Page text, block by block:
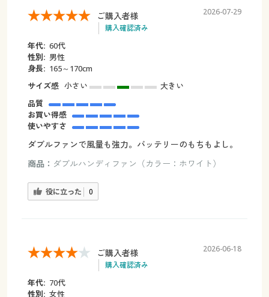
ご購入者様
購入確認済み
2026-07-29
年代: 60代
性別: 男性
身長: 165～170cm
サイズ感 小さい
大きい
品質
お買い得感
使いやすさ
ダブルファンで風量も強力。バッテリーのもちもよし。
商品： ダブルハンディファン（カラー：ホワイト）
役に立った 0
ご購入者様
購入確認済み
2026-06-18
年代: 70代
性別: 女性